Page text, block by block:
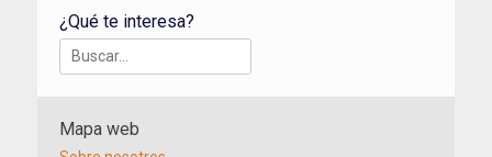
¿Qué te interesa?
Buscar:
Mapa web